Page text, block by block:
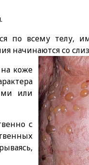
по всему телу,
со
на коже
или
с